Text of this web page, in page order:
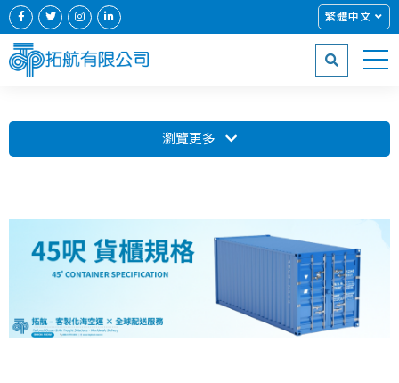
繁體中文
瀏覽更多